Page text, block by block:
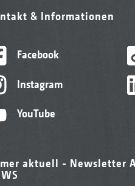
& Informationen
Facebook
Instagram
YouTube
aktuell - Newsletter